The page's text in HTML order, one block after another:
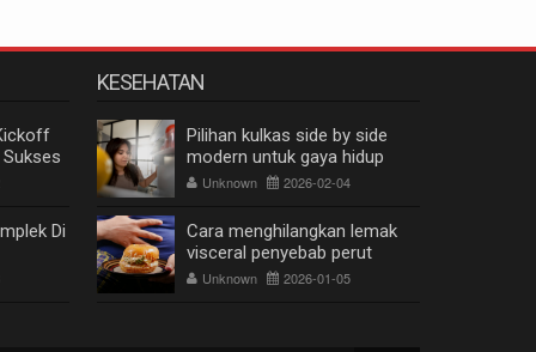
Di
KESEHATAN
Pilihan kulkas side by side
modern untuk gaya hidup
keluarga masa kini
Unknown 2026-02-04
Cara menghilangkan lemak
visceral penyebab perut
buncit, singkirkan 4 kebiasaan
Unknown 2026-01-05